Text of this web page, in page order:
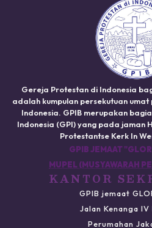
Gereja Protestan di Indonesia
adalah kumpulan persekutuan
Indonesia. GPIB merupakan
Indonesia (GPI) yang pada jaman
Protestantse Kerk In
GPIB JEMAAT
MUPEL (MUSYAWARAH
KANTOR
GPIB jemaat
Jalan Kenanga
Perumahan